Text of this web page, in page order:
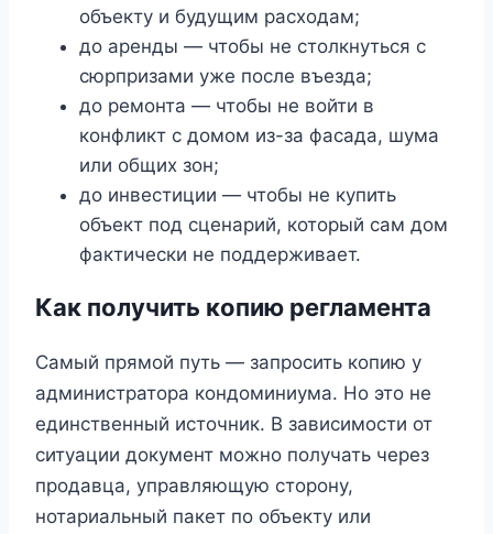
объекту и будущим расходам;
до аренды — чтобы не столкнуться с
сюрпризами уже после въезда;
до ремонта — чтобы не войти в
конфликт с домом из-за фасада, шума
или общих зон;
до инвестиции — чтобы не купить
объект под сценарий, который сам дом
фактически не поддерживает.
Как получить копию регламента
Самый прямой путь — запросить копию у
администратора кондоминиума. Но это не
единственный источник. В зависимости от
ситуации документ можно получать через
продавца, управляющую сторону,
нотариальный пакет по объекту или